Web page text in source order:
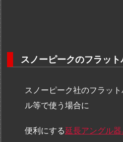
スノーピークのフラッ
スノーピーク社のフラッ
ル等で使う場合に
便利にする延長アングル